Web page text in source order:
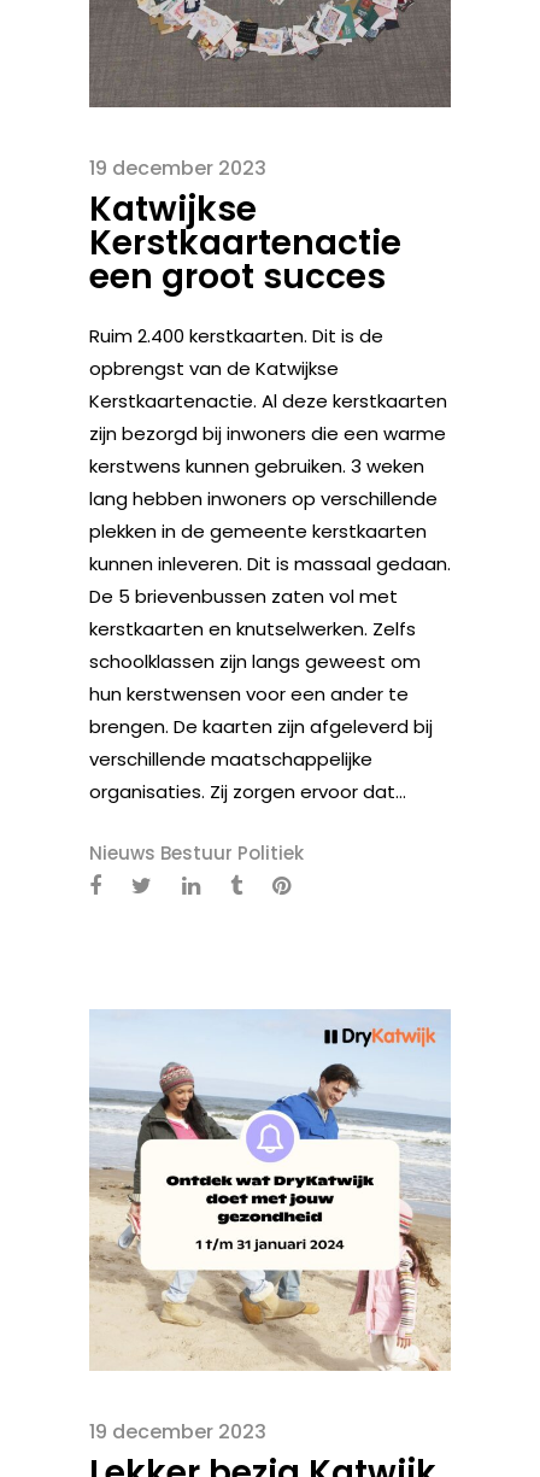
19 december 2023
Katwijkse
Kerstkaartenactie
een groot succes
Ruim 2.400 kerstkaarten. Dit is de
opbrengst van de Katwijkse
Kerstkaartenactie. Al deze kerstkaarten
zijn bezorgd bij inwoners die een warme
kerstwens kunnen gebruiken. 3 weken
lang hebben inwoners op verschillende
plekken in de gemeente kerstkaarten
kunnen inleveren. Dit is massaal gedaan.
De 5 brievenbussen zaten vol met
kerstkaarten en knutselwerken. Zelfs
schoolklassen zijn langs geweest om
hun kerstwensen voor een ander te
brengen. De kaarten zijn afgeleverd bij
verschillende maatschappelijke
organisaties. Zij zorgen ervoor dat...
Nieuws Bestuur Politiek
19 december 2023